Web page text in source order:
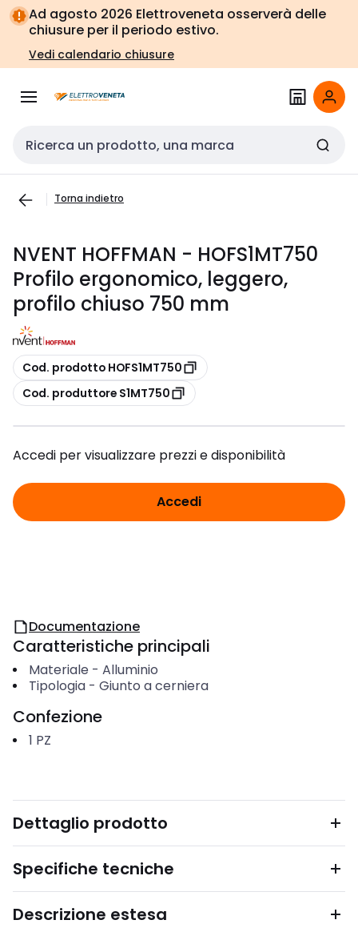
Vai alla
navigazione
Vai
alla
pagina
Ad agosto 2026 Elettroveneta osserverà delle
chiusure per il periodo estivo.
Vedi calendario chiusure
Cerca input
Torna indietro
NVENT HOFFMAN - HOFS1MT750
Profilo ergonomico, leggero,
profilo chiuso 750 mm
copia
Cod. prodotto HOFS1MT750
copia
Cod. produttore S1MT750
Accedi per visualizzare prezzi e disponibilità
Accedi
Documentazione
Caratteristiche principali
Materiale - Alluminio
Tipologia- Giunto a cerniera
Confezione
1 PZ
Dettaglio prodotto
Specifiche tecniche
Descrizione estesa